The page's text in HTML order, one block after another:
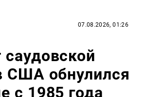
07.08.2026, 01:26
США обнулился
с 1985 года